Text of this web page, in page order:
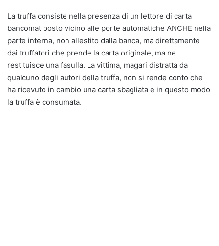
La truffa consiste nella presenza di un lettore di carta
bancomat posto vicino alle porte automatiche ANCHE nella
parte interna, non allestito dalla banca, ma direttamente
dai truffatori che prende la carta originale, ma ne
restituisce una fasulla. La vittima, magari distratta da
qualcuno degli autori della truffa, non si rende conto che
ha ricevuto in cambio una carta sbagliata e in questo modo
la truffa è consumata.